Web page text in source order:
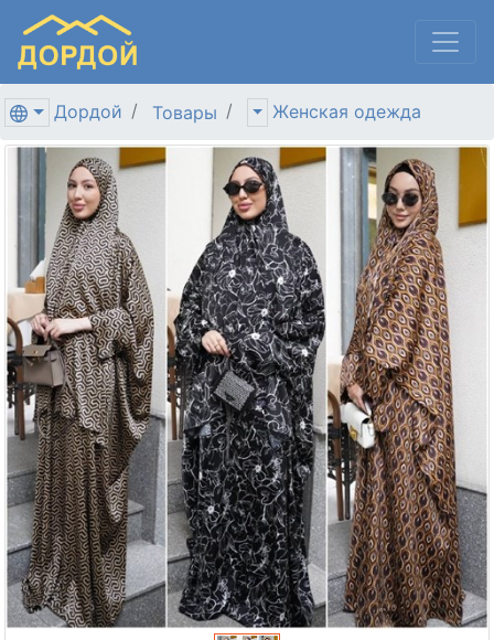
Дордой Товары Женская одежда